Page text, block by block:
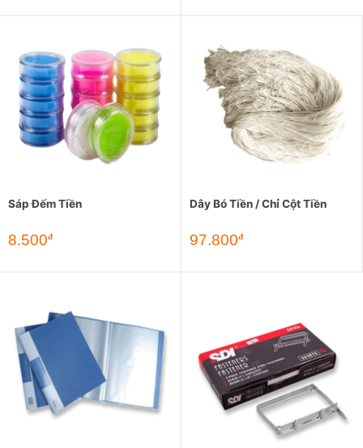
Sáp Đếm Tiền
8.500đ
Dây Bó Tiền / Chỉ Cột Tiền
97.800đ